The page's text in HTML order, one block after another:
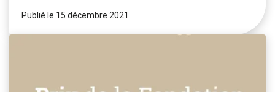
Publié le 15 décembre 2021